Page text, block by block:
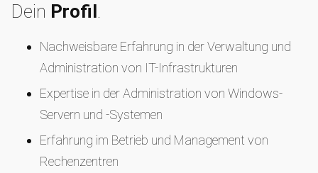
Dein Profil.
Nachweisbare Erfahrung in der Verwaltung und
Administration von IT-Infrastrukturen
Expertise in der Administration von Windows-
Servern und -Systemen
Erfahrung im Betrieb und Management von
Rechenzentren